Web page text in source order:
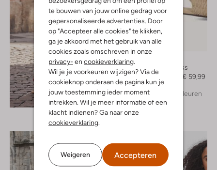
te bouwen van jouw online gedrag voor
gepersonaliseerde advertenties. Door
op "Accepteer alle cookies" te klikken,
ga je akkoord met het gebruik van alle
cookies zoals omschreven in onze
privacy- en cookieverklaring
Wil je je voorkeuren wijzigen? Via de
cookieknop onderaan de pagina kun je
jouw toestemming ieder moment
intrekken. Wil je meer informatie of een
klacht indienen? Ga naar onze
cookieverklaring
Weigeren Accepteren
Ontdek de look
-50%
Slingbacks
€ 119,99
€ 59,99
+ meer kleuren